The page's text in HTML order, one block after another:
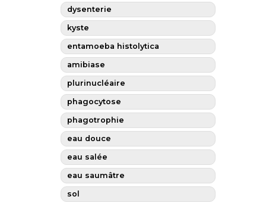
dysenterie
kyste
entamoeba histolytica
amibiase
plurinucléaire
phagocytose
phagotrophie
eau douce
eau salée
eau saumâtre
sol